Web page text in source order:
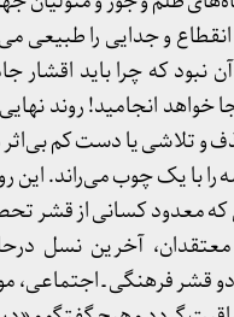
انقطاع و جدایی را
که چرا باید اقشار
انجامید! روند
تلاشی یا دست کم
معدود کسانی از قشر
معتقدان، آخرین نسل
قشر فرهنگی ـ